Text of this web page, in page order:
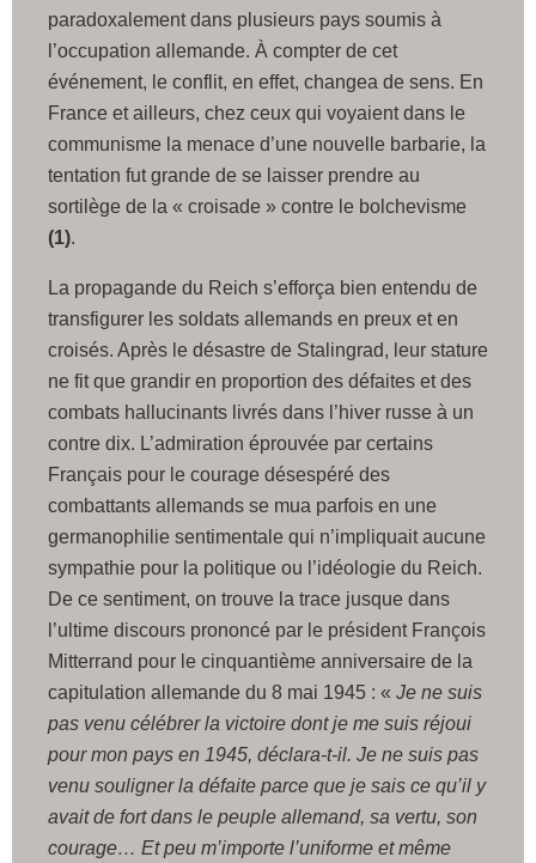
paradoxalement dans plusieurs pays soumis à
l’occupation allemande. À compter de cet
événement, le conflit, en effet, changea de sens. En
France et ailleurs, chez ceux qui voyaient dans le
communisme la menace d’une nouvelle barbarie, la
tentation fut grande de se laisser prendre au
sortilège de la « croisade » contre le bolchevisme
(1).
La propagande du Reich s’efforça bien entendu de
transfigurer les soldats allemands en preux et en
croisés. Après le désastre de Stalingrad, leur stature
ne fit que grandir en proportion des défaites et des
combats hallucinants livrés dans l’hiver russe à un
contre dix. L’admiration éprouvée par certains
Français pour le courage désespéré des
combattants allemands se mua parfois en une
germanophilie sentimentale qui n’impliquait aucune
sympathie pour la politique ou l’idéologie du Reich.
De ce sentiment, on trouve la trace jusque dans
l’ultime discours prononcé par le président François
Mitterrand pour le cinquantième anniversaire de la
capitulation allemande du 8 mai 1945 : « Je ne suis
pas venu célébrer la victoire dont je me suis réjoui
pour mon pays en 1945, déclara-t-il. Je ne suis pas
venu souligner la défaite parce que je sais ce qu’il y
avait de fort dans le peuple allemand, sa vertu, son
courage… Et peu m’importe l’uniforme et même